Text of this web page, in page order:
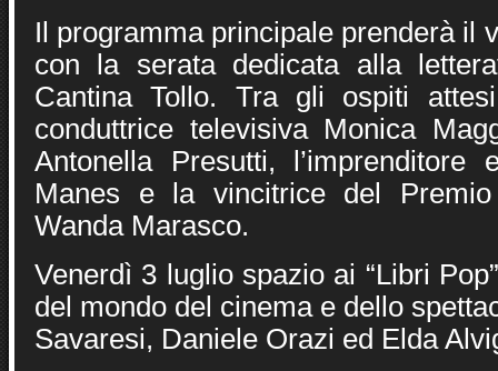
Il programma principale prenderà il
con la serata dedicata alla
Cantina Tollo. Tra gli ospiti
conduttrice televisiva Monica
Antonella Presutti, l’imprenditore
Manes e la vincitrice del
Wanda Marasco.
Venerdì 3 luglio spazio ai “Libri
del mondo del cinema e dello
Savaresi, Daniele Orazi ed Elda